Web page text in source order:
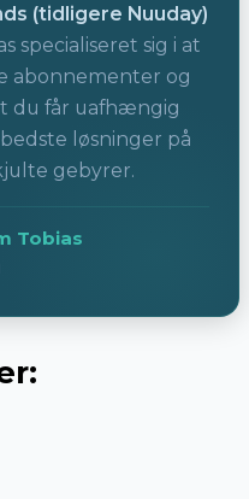
(tidligere Nuuday)
specialiseret sig i at
abonnementer og
du får uafhængig
løsninger på
gebyrer.
Tobias